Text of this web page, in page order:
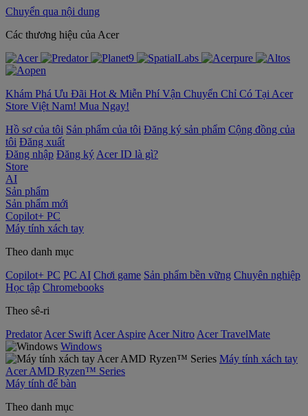
Chuyển qua nội dung
‌Các thương hiệu của Acer
Khám Phá Ưu Đãi Hot & Miễn Phí Vận Chuyển Chỉ Có Tại Acer
Store Việt Nam! Mua Ngay!
Hồ sơ của tôi Sản phẩm của tôi Đăng ký sản phẩm Cộng đồng của
tôi Đăng xuất
Đăng nhập Đăng ký Acer ID là gì?
Store
AI
Sản phẩm
Sản phẩm mới
Copilot+ PC
Máy tính xách tay
Theo danh mục
Copilot+ PC PC AI Chơi game Sản phẩm bền vững Chuyên nghiệp
Học tập Chromebooks
Theo sê-ri
Predator Acer Swift Acer Aspire Acer Nitro Acer TravelMate
Windows
Máy tính xách tay
Acer AMD Ryzen™ Series
Máy tính để bàn
Theo danh mục